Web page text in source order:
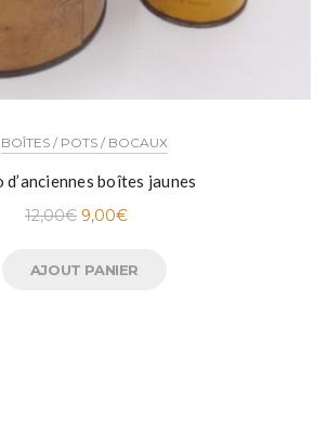
BOÎTES / POTS / BOCAUX
d’anciennes boîtes jaunes
12,00€ 9,00€
AJOUT PANIER